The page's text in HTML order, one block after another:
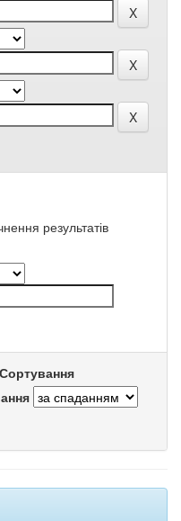
результатів
Сортування